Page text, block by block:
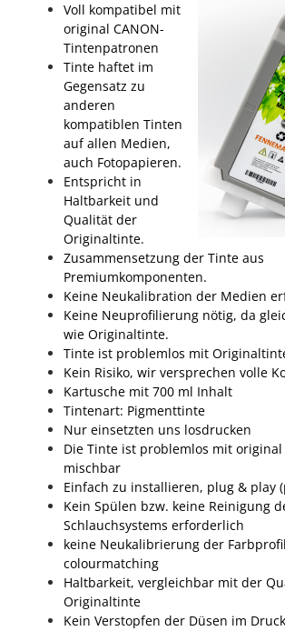
Voll kompatibel mit
original CANON-
Tintenpatronen
Tinte haftet im
Gegensatz zu
anderen
kompatiblen Tinten
auf allen Medien,
auch Fotopapieren.
Entspricht in
Haltbarkeit und
Qualität der
Originaltinte.
Zusammensetzung der Tinte aus
Premiumkomponenten.
Keine Neukalibration der Medien
Keine Neuprofilierung nötig, da
wie Originaltinte.
Tinte ist problemlos mit
Kein Risiko, wir versprechen volle
Kartusche mit 700 ml Inhalt
Tintenart: Pigmenttinte
Nur einsetzten uns losdrucken
Die Tinte ist problemlos mit
mischbar
Einfach zu installieren, plug & play
Kein Spülen bzw. keine Reinigung
Schlauchsystems erforderlich
keine Neukalibrierung der
colourmatching
Haltbarkeit, vergleichbar mit der
Originaltinte
Kein Verstopfen der Düsen im